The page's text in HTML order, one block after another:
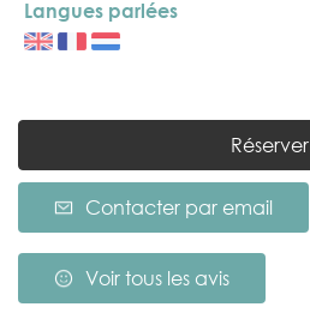
Langues parlées
Réserver
Contacter par email
Voir tous les avis